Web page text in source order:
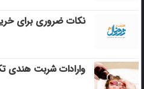
نکات ضروری برای
وارادات شربت هندی